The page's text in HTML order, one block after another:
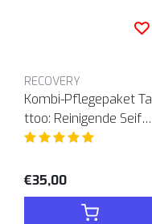
RECOVERY
Kombi-Pflegepaket Ta
ttoo: Reinigende Seife
& Regenerierende Cre
€35,00